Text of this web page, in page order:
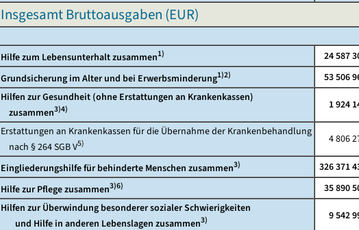
Insgesamt Bruttoausgaben (EUR)
Hilfe zum Lebensunterhalt zusammen1) 24 587
Grundsicherung im Alter und bei Erwerbsminderung1)2) 53 506
Hilfen zur Gesundheit (ohne Erstattungen an Krankenkassen)
zusammen3)4) 1 924
Erstattungen an Krankenkassen für die Übernahme der Krankenbehandlung
nach § 264 SGB V5) 4 806
Eingliederungshilfe für behinderte Menschen zusammen3) 326 371
Hilfe zur Pflege zusammen3)6) 35 890
Hilfen zur Überwindung besonderer sozialer Schwierigkeiten
und Hilfe in anderen Lebenslagen zusammen3) 9 542